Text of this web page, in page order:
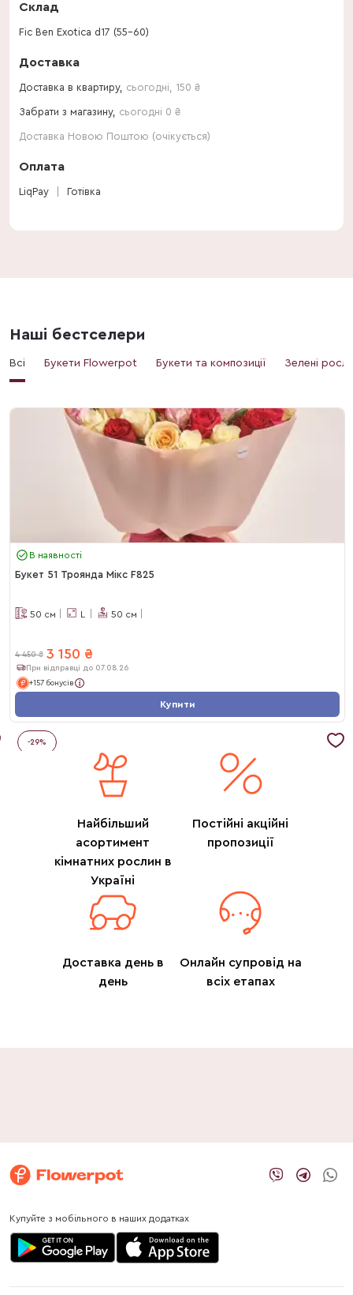
Склад
Fic Ben Exotica d17 (55-60)
Доставка
Доставка в квартиру, сьогодні 150 ₴
Забрати з магазину, сьогодні 0 ₴
Доставка Новою Поштою (очікується)
Оплата
LiqPay Готівка
Наші бестселери
Всі Букети Flowerpot Букети та композиції Зелені
В наявності
Букет 51 Троянда Мікс F825
50 см L 50 см
4 450 ₴ 3 150 ₴
При відправці до 07.08.26
+157 бонусів
Купити
-29%
Найбільший
асортимент
кімнатних рослин в
Україні
Постійні акційні
пропозиції
Доставка день в
день
Онлайн супровід на
всіх етапах
Купуйте з мобільного в наших додатках